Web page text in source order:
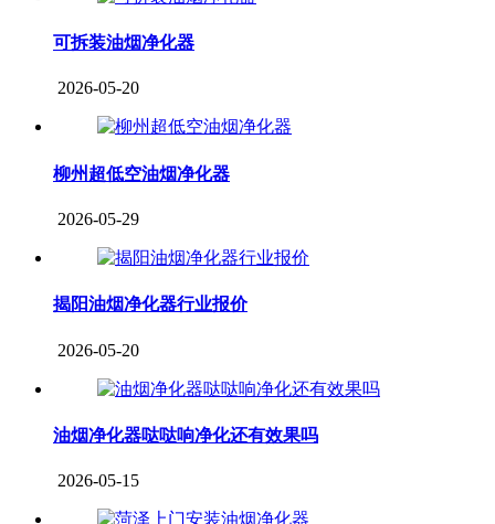
可拆装油烟净化器
2026-05-20
柳州超低空油烟净化器
2026-05-29
揭阳油烟净化器行业报价
2026-05-20
油烟净化器哒哒响净化还有效果吗
2026-05-15